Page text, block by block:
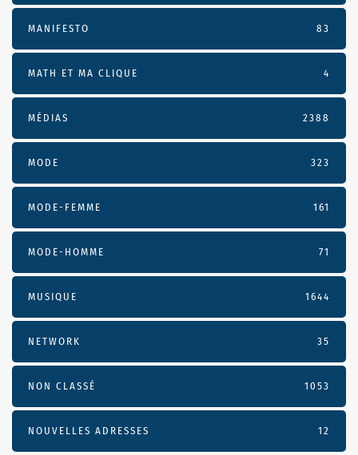
MANIFESTO 83
MATH ET MA CLIQUE 4
MÉDIAS 2388
MODE 323
MODE-FEMME 161
MODE-HOMME 71
MUSIQUE 1644
NETWORK 35
NON CLASSÉ 1053
NOUVELLES ADRESSES 12